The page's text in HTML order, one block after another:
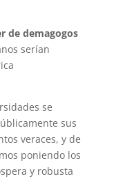
de demagogos
serían
se
sus
veraces, y de
poniendo los
y robusta